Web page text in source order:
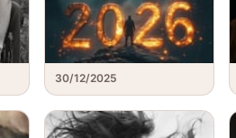
30/12/2025